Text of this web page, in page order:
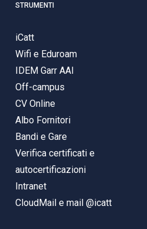
STRUMENTI
iCatt
Wifi e Eduroam
IDEM Garr AAI
Off-campus
CV Online
Albo Fornitori
Bandi e Gare
Verifica certificati e
autocertificazioni
Intranet
CloudMail e mail @icatt